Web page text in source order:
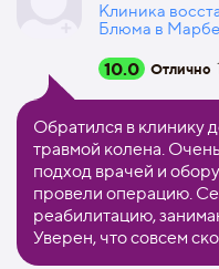
Клиника
Блюма в
10.0 Отлично
Обратился в клинику
травмой колена.
подход врачей и
провели операцию.
реабилитацию,
Уверен, что совсем